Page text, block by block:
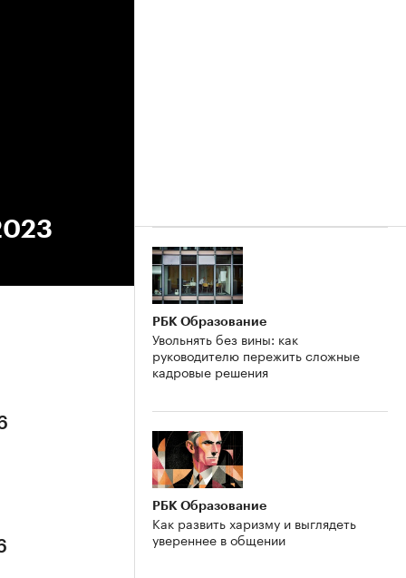
РБК Образование
Увольнять без вины: как
руководителю пережить сложные
кадровые решения
РБК Образование
Как развить харизму и выглядеть
увереннее в общении